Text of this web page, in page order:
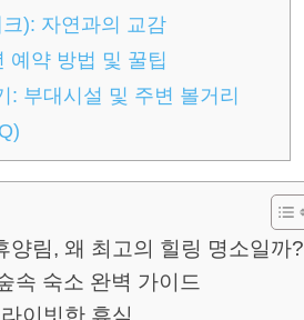
): 자연과의 교감
예약 방법 및 꿀팁
: 부대시설 및 주변 볼거리
양림, 왜 최고의 힐링 명소일까?
속 숙소 완벽 가이드